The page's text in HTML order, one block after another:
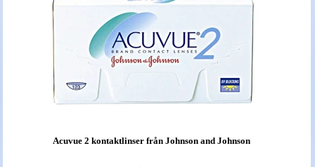
Acuvue 2 kontaktlinser från Johnson and Johnson